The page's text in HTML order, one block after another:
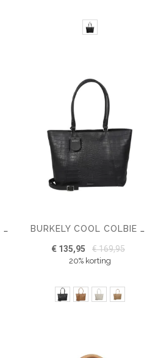
BURKELY COOL COLBIE WORKBAG 13.3 INCH BURKELY COOL COLBIE WIDE TOTE 15.6 INCH
€ 135,95 € 169,95
20% korting